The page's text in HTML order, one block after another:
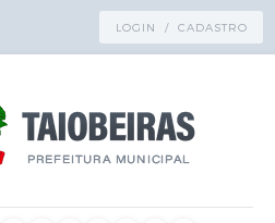
LOGIN / CADASTRO